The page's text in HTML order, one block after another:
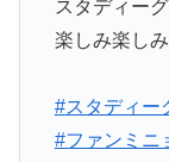
スタディー
楽しみ楽し
#スタディー
#ファンミニ